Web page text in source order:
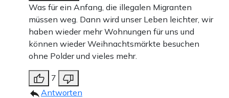
Was für ein Anfang, die illegalen Migranten
müssen weg. Dann wird unser Leben leichter, wir
haben wieder mehr Wohnungen für uns und
können wieder Weihnachtsmärkte besuchen
ohne Polder und vieles mehr.
7
Antworten